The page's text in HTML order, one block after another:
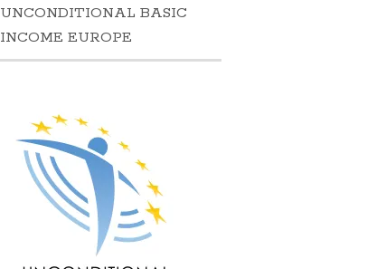
UNCONDITIONAL BASIC
INCOME EUROPE